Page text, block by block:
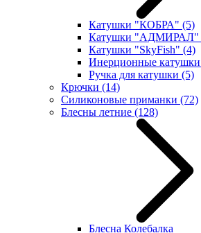
Катушки "КОБРА" (5)
Катушки "АДМИРАЛ"
Катушки "SkyFish" (4)
Инерционные катушки
Ручка для катушки (5)
Крючки (14)
Силиконовые приманки (72)
Блесны летние (128)
Блесна Колебалка